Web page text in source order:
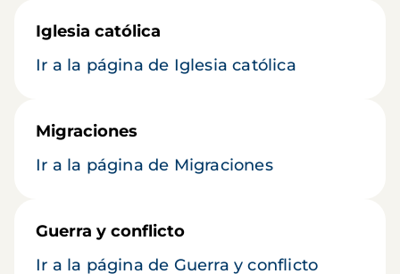
Iglesia católica
Ir a la página de Iglesia católica
Migraciones
Ir a la página de Migraciones
Guerra y conflicto
Ir a la página de Guerra y conflicto